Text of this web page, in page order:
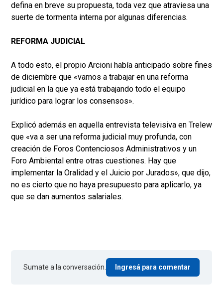
defina en breve su propuesta, toda vez que atraviesa una
suerte de tormenta interna por algunas diferencias.
REFORMA JUDICIAL
A todo esto, el propio Arcioni había anticipado sobre fines
de diciembre que «vamos a trabajar en una reforma
judicial en la que ya está trabajando todo el equipo
jurídico para lograr los consensos».
Explicó además en aquella entrevista televisiva en Trelew
que «va a ser una reforma judicial muy profunda, con
creación de Foros Contenciosos Administrativos y un
Foro Ambiental entre otras cuestiones. Hay que
implementar la Oralidad y el Juicio por Jurados», que dijo,
no es cierto que no haya presupuesto para aplicarlo, ya
que se dan aumentos salariales.
Sumate a la conversación. Ingresá para comentar